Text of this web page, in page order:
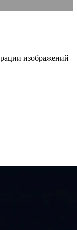
изображений